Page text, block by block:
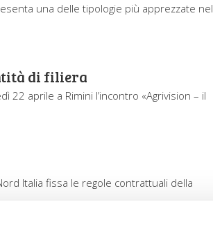
una delle tipologie più apprezzate nel
di filiera
22 aprile a Rimini l’incontro «Agrivision – il
Italia fissa le regole contrattuali della